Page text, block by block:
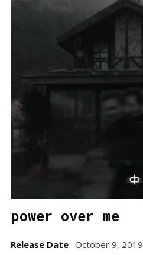
power over me
Release Date: October 9, 2019